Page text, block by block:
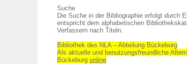
Suche
Die Suche in der Bibliographie erfolgt durch
entspricht dem alphabetischen
Verfassern nach Titeln.
Bibliothek des NLA – Abteilung Bückeburg
Als aktuelle und benutzungsfreundliche
Bückeburg online